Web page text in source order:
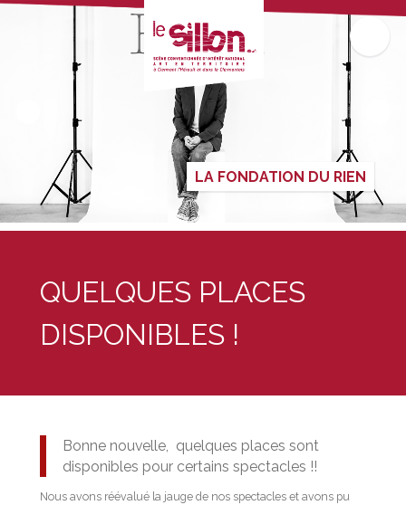
LA FONDATION DU RIEN
QUELQUES PLACES
DISPONIBLES !
Bonne nouvelle, quelques places sont
disponibles pour certains spectacles !!
Nous avons réévalué la jauge de nos spectacles et avons pu